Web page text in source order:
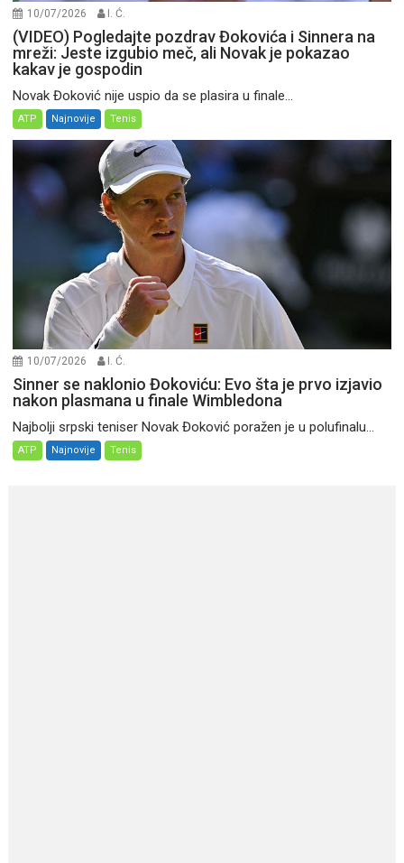
10/07/2026 I. Ć.
(VIDEO) Pogledajte pozdrav Đokovića i Sinnera na
mreži: Jeste izgubio meč, ali Novak je pokazao
kakav je gospodin
Novak Đoković nije uspio da se plasira u finale...
ATP Najnovije Tenis
10/07/2026 I. Ć.
Sinner se naklonio Đokoviću: Evo šta je prvo izjavio
nakon plasmana u finale Wimbledona
Najbolji srpski teniser Novak Đoković poražen je u polufinalu...
ATP Najnovije Tenis